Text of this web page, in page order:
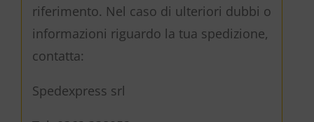
riferimento. Nel caso di ulteriori dubbi o
informazioni riguardo la tua spedizione,
contatta:
Spedexpress srl